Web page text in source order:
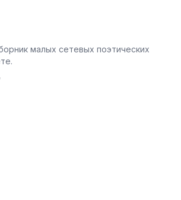
малых сетевых поэтических